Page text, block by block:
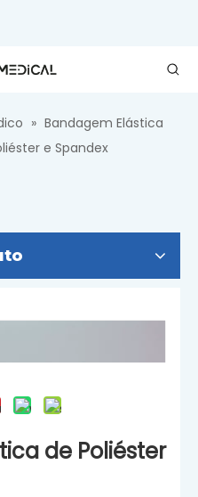
» Bandagem Elástica
e Spandex
de Poliéster